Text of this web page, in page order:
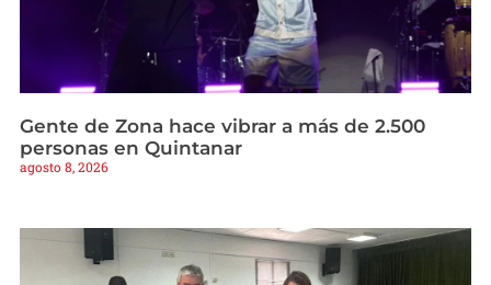
Gente de Zona hace vibrar a más de 2.500
personas en Quintanar
agosto 8, 2026